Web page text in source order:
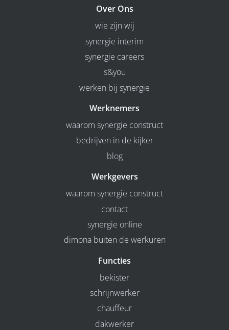
Over Ons
wie zijn wij
synergie interim
synergie careers
s&you
werken bij synergie
Werknemers
waarom synergie construct
bedrijven in de kijker
blog
Werkgevers
waarom synergie construct
contact
synergie online
dimona buiten de werkuren
Functies
bekister
schrijnwerker
chauffeur
dakwerker